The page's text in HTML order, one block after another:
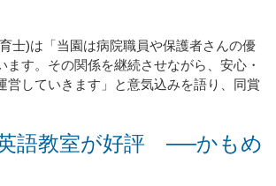
士)は「当園は病院職員や保護者さんの優
ます。その関係を継続させながら、安心・
営していきます」と意気込みを語り、同賞
語教室が好評 ──かもめ